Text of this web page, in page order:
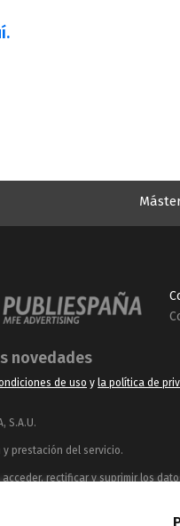
novedades
de uso y la política de
S.A.U.
y prestación del servicio.
rectificar y suprimir los